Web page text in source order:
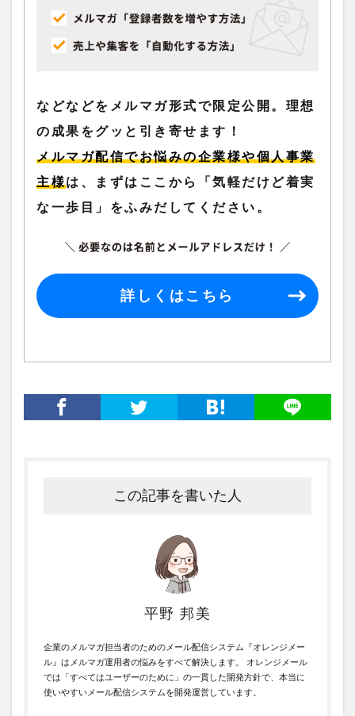
などなどをメルマガ形式で限定公開。理想
の成果をグッと引き寄せます！
メルマガ配信でお悩みの企業様や個人事業
主様は、まずはここから「気軽だけど着実
な一歩目」をふみだしてください。
詳しくはこちら
この記事を書いた人
平野 邦美
企業のメルマガ担当者のためのメール配信システム『オレンジメー
ル』はメルマガ運用者の悩みをすべて解決します。 オレンジメール
では「すべてはユーザーのために」の一貫した開発方針で、本当に
使いやすいメール配信システムを開発運営しています。